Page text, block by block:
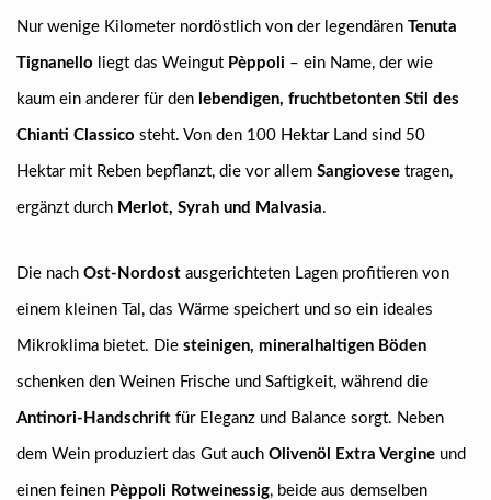
Nur wenige Kilometer nordöstlich von der legendären Tenuta
Tignanello liegt das Weingut Pèppoli – ein Name, der wie
kaum ein anderer für den lebendigen, fruchtbetonten Stil des
Chianti Classico steht. Von den 100 Hektar Land sind 50
Hektar mit Reben bepflanzt, die vor allem Sangiovese tragen,
ergänzt durch Merlot, Syrah und Malvasia.
Die nach Ost-Nordost ausgerichteten Lagen profitieren von
einem kleinen Tal, das Wärme speichert und so ein ideales
Mikroklima bietet. Die steinigen, mineralhaltigen Böden
schenken den Weinen Frische und Saftigkeit, während die
Antinori-Handschrift für Eleganz und Balance sorgt. Neben
dem Wein produziert das Gut auch Olivenöl Extra Vergine und
einen feinen Pèppoli Rotweinessig, beide aus demselben